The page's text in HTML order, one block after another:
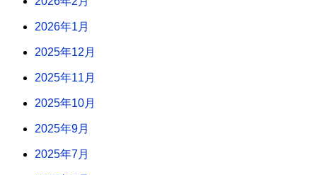
2026年1月
2025年12月
2025年11月
2025年10月
2025年9月
2025年7月